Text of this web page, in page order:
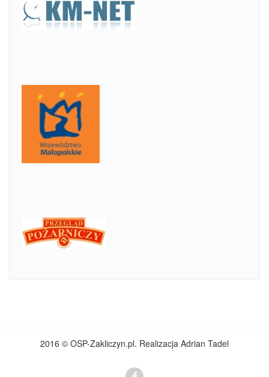
2016 © OSP-Zakliczyn.pl. Realizacja Adrian Tadel